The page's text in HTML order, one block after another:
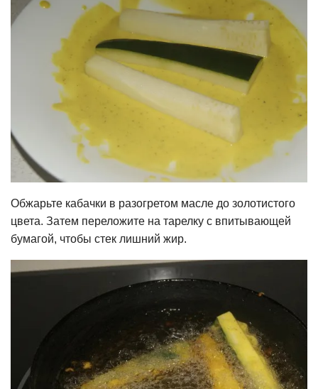
Обжарьте кабачки в разогретом масле до золотистого
цвета. Затем переложите на тарелку с впитывающей
бумагой, чтобы стек лишний жир.